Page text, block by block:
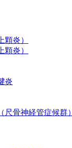
顆炎）
顆炎）
炎
尺骨神経管症候群）